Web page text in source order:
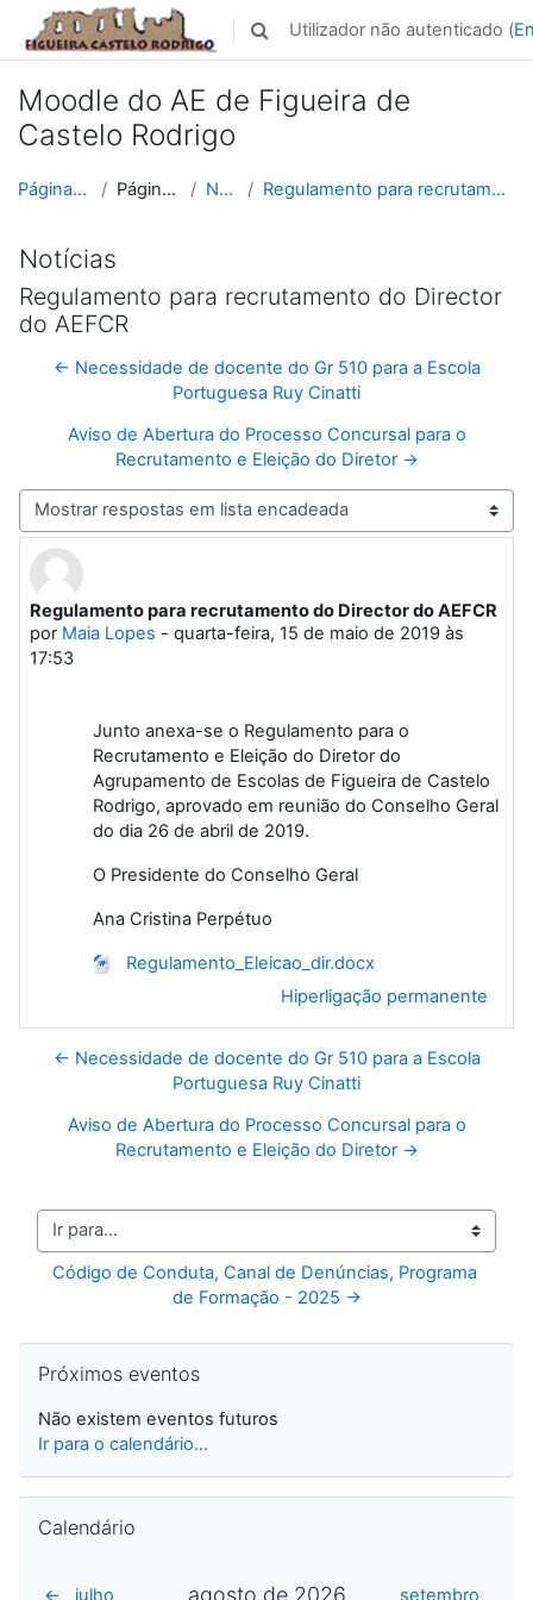
Ir para o conteúdo principal
Alternar a entrada da pesquisa
Utilizador não autenticado (
Moodle do AE de Figueira de
Castelo Rodrigo
Página principal Páginas do site Notícias Regulamento para recrutamento do Director do AEFCR
Notícias
Regulamento para recrutamento do Director
do AEFCR
← Necessidade de docente do Gr 510 para a Escola
Portuguesa Ruy Cinatti
Aviso de Abertura do Processo Concursal para o
Recrutamento e Eleição do Diretor →
Modo de visualização
Regulamento para recrutamento do Director do AEFCR
por Maia Lopes - quarta-feira, 15 de maio de 2019 às
17:53
Número de respostas: 0
Junto anexa-se o Regulamento para o
Recrutamento e Eleição do Diretor do
Agrupamento de Escolas de Figueira de Castelo
Rodrigo, aprovado em reunião do Conselho Geral
do dia 26 de abril de 2019.
O Presidente do Conselho Geral
Ana Cristina Perpétuo
Regulamento_Eleicao_dir.docx
Hiperligação permanente
← Necessidade de docente do Gr 510 para a Escola
Portuguesa Ruy Cinatti
Aviso de Abertura do Processo Concursal para o
Recrutamento e Eleição do Diretor →
Ir para...
Código de Conduta, Canal de Denúncias, Programa
de Formação - 2025 →
Próximos eventos
Não existem eventos futuros
Ir para o calendário...
Calendário
← julho agosto de 2026
setembro